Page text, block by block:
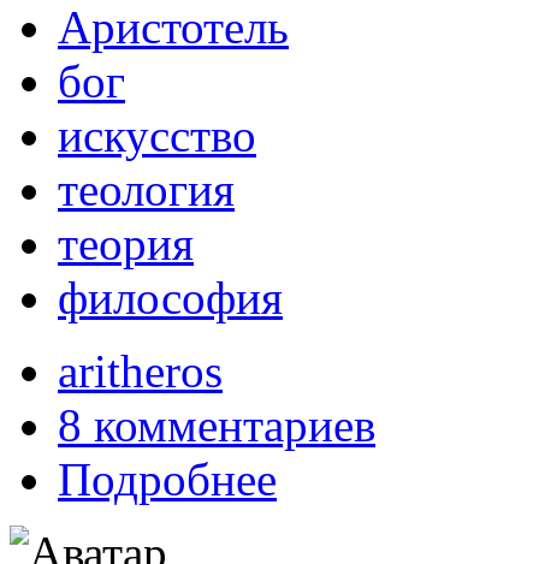
Аристотель
бог
искусство
теология
теория
философия
aritheros
8 комментариев
Подробнее